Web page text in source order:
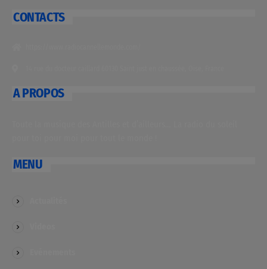
CONTACTS
A PROPOS
MENU